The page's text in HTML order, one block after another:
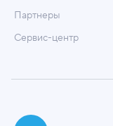
Партнеры
Сервис-центр